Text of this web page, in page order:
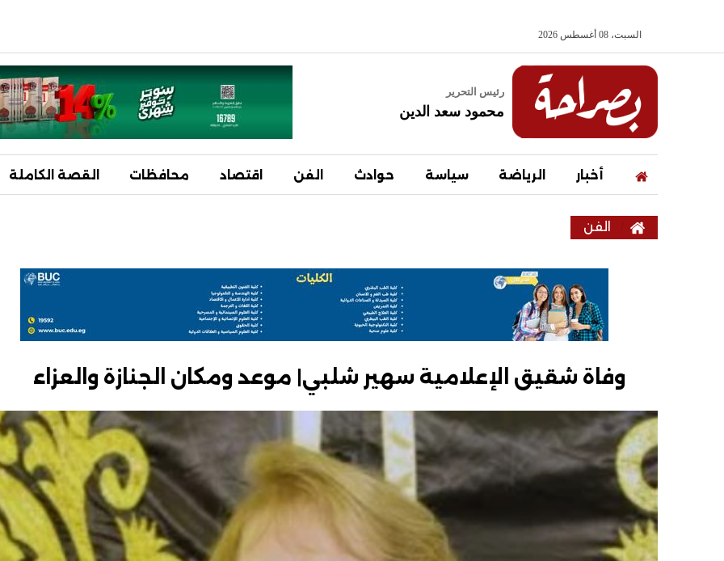
السبت، 08 أغسطس 2026
رئيس التحرير
محمود سعد الدين
أخبار الرياضة سياسة حوادث الفن اقتصاد محافظات القصة الكاملة
الفن
وفاة شقيق الإعلامية سهير شلبي| موعد ومكان الجنازة والعزاء